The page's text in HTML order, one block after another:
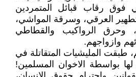
فوق رقاب قبائل المتمردين
العرقي، وسرقة المواشي،
وحرق الرواكيب والقطاطي
وازواجهم.
طبقت المليشيات المتقاتلة في
لها بواسطة الاخوان المسلمين!